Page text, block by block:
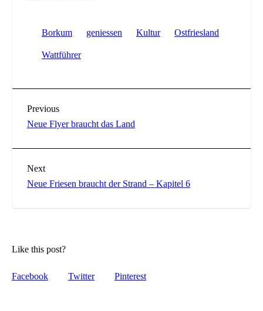
Borkum geniessen Kultur Ostfriesland
Wattführer
Previous
Neue Flyer braucht das Land
Next
Neue Friesen braucht der Strand – Kapitel 6
Like this post?
Facebook Twitter Pinterest